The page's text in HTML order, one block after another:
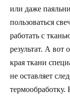
или даже
пользоваться
работать с
результат. А вот
края ткани
не оставляет